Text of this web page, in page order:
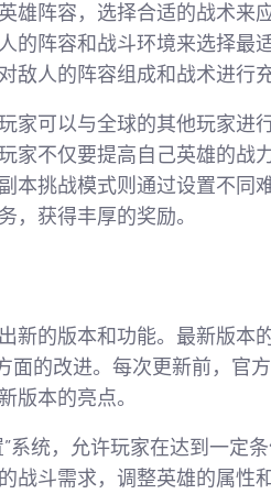
雄阵容，选择合适的战术来
的阵容和战斗环境来选择最
人的阵容组成和战术进行充
家可以与全球的其他玩家进
家不仅要提高自己英雄的战
本挑战模式则通过设置不同
，获得丰厚的奖励。
新的版本和功能。最新版本
的改进。每次更新前，官
版本的亮点。
系统，允许玩家在达到一定
战斗需求，调整英雄的属性